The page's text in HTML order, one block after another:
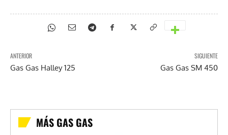
ANTERIOR
Gas Gas Halley 125
SIGUIENTE
Gas Gas SM 450
MÁS GAS GAS